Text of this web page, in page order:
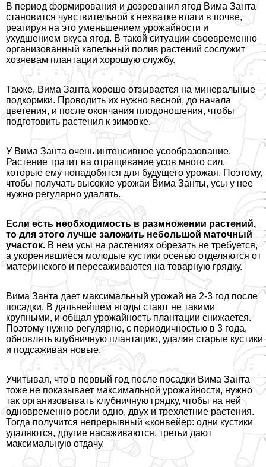
В период формирования и дозревания ягод Вима Занта
становится чувствительной к нехватке влаги в почве,
реагируя на это уменьшением урожайности и
ухудшением вкуса ягод. В такой ситуации своевременно
организованный капельный полив растений сослужит
хозяевам плантации хорошую службу.
Также, Вима Занта хорошо отзывается на минеральные
подкормки. Проводить их нужно весной, до начала
цветения, и после окончания плодоношения, чтобы
подготовить растения к зимовке.
У Вима Занта очень интенсивное усообразование.
Растение тратит на отращивание усов много сил,
которые ему понадобятся для будущего урожая. Поэтому,
чтобы получать высокие урожаи Вима Занты, усы у нее
нужно регулярно удалять.
Если есть необходимость в размножении растений,
то для этого лучше заложить небольшой маточный
участок.В нем усы на растениях обрезать не требуется,
а укоренившиеся молодые кустики осенью отделяются от
материнского и пересаживаются на товарную грядку.
Вима Занта дает максимальный урожай на 2-3 год после
посадки. В дальнейшем ягоды стают не такими
крупными, и общая урожайность плантации снижается.
Поэтому нужно регулярно, с периодичностью в 3 года,
обновлять клубничную плантацию, удаляя старые кустики
и подсаживая новые.
Учитывая, что в первый год после посадки Вима Занта
тоже не показывает максимальной урожайности, нужно
так организовывать клубничную грядку, чтобы на ней
одновременно росли одно, двух и трехлетние растения.
Тогда получится непрерывный «конвейер: одни кустики
удаляются, другие насаживаются, третьи дают
максимальную отдачу.